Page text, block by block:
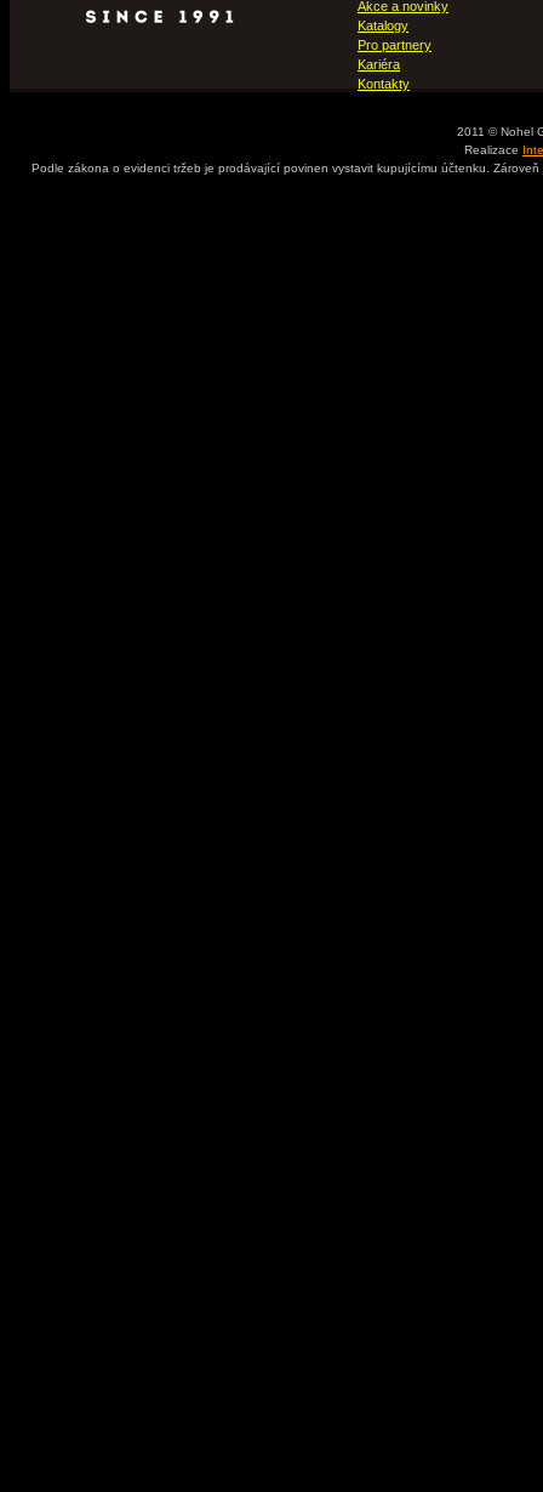
Akce a novinky
Katalogy
Pro partnery
Kariéra
Kontakty
2011 © Nohel
Realizace
Podle zákona o evidenci tržeb je prodávající povinen vystavit kupujícímu účtenku.